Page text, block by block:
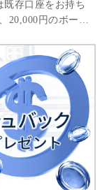
既存口座をお持ち
20,000円のボーナ
引と最低8回の取